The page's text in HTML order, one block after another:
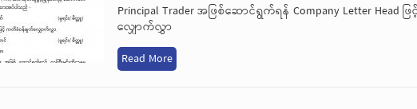
Principal Trader အဖြစ်ဆောင်ရွက်ရန် Company Letter Head
လျှောက်လွှာ
Read More